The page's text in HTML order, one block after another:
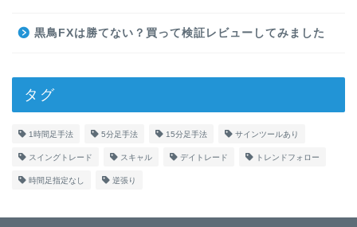
黒鳥FXは勝てない？買って検証レビューしてみました
タグ
1時間足手法 5分足手法 15分足手法 サインツールあり
スイングトレード スキャル デイトレード トレンドフォロー
時間足指定なし 逆張り